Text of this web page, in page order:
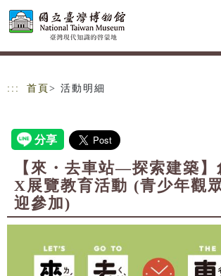
跳到主要內容
網站導覽
::: 首頁 > 活動明細
【來・去車站—探索建築
X展覽教育活動 (青少年觀
迎參加)